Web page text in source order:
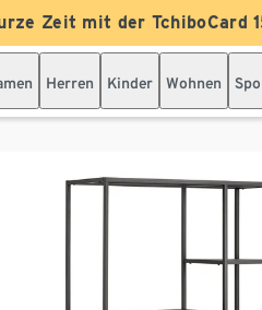
Zeit mit der TchiboCard
Herren Kinder Wohnen